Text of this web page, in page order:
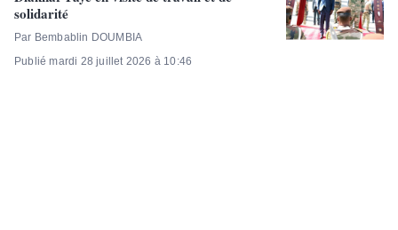
solidarité
Par Bembablin DOUMBIA
Publié mardi 28 juillet 2026 à 10:46